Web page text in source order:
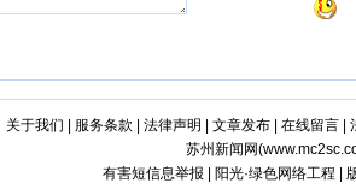
关于我们 服务条款 法律声明 文章发布| 在线留言|
苏州新闻网(
有害短信息举报 | 阳光·绿色网络工程 |